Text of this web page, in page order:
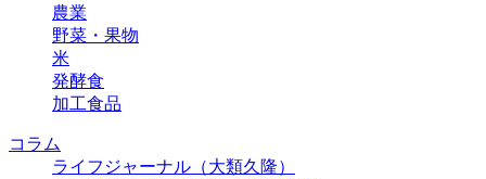
農業
野菜・果物
米
発酵食
加工食品
コラム
ライフジャーナル（大類久隆）